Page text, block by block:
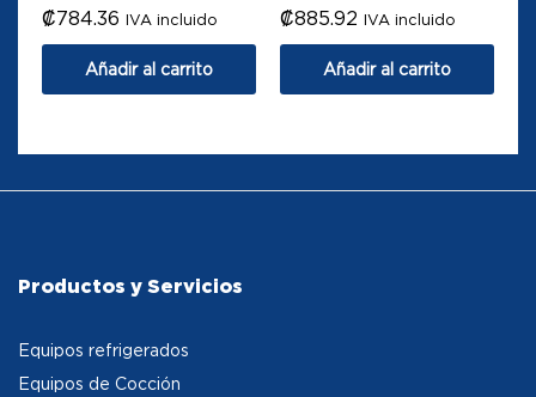
₡784.36 IVA incluido
Añadir al carrito
₡885.92 IVA incluido
Añadir al carrito
Productos y Servicios
Equipos refrigerados
Equipos de Cocción